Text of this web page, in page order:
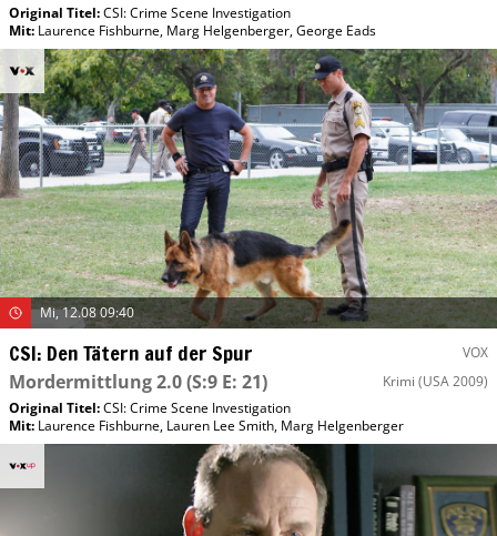
Original Titel:CSI: Crime Scene Investigation
Mit: Laurence Fishburne, Marg Helgenberger,George Eads
Mi, 12.08 09:40
CSI: Den Tätern auf der Spur VOX
Mordermittlung 2.0(S:9 E: 21) Krimi (USA 2009)
Original Titel:CSI: Crime Scene Investigation
Mit: Laurence Fishburne, Lauren Lee Smith, Marg Helgenberger